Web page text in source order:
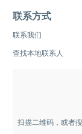
联系方式
联系我们
查找本地联系人
扫描二维码，或者